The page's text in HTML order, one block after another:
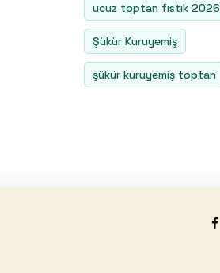
ucuz toptan fıstık 2026
Şükür Kuruyemiş
şükür kuruyemiş toptan